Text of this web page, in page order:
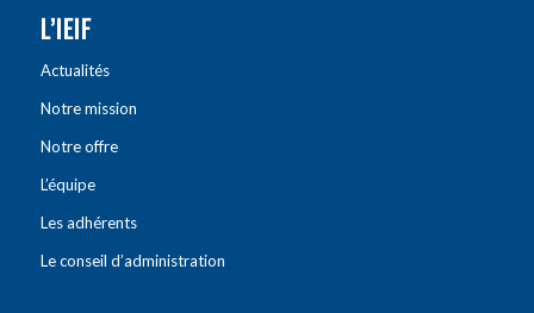
L’IEIF
Actualités
Notre mission
Notre offre
L’équipe
Les adhérents
Le conseil d’administration